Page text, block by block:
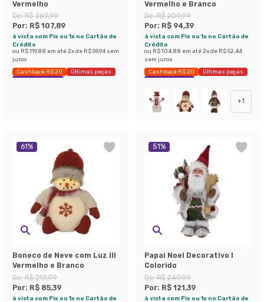
Vermelho
De:R$ 269,99
Por: R$ 107,89
à vista com Pix ou 1x no Cartão de
Crédito
ou R$ 119,88 em até2x de R$ 59,94 sem
juros
Cashback R$ 20
Últimas peças
Economize 60%
Vermelho e Branco
De:R$ 209,99
Por: R$ 94,39
à vista com Pix ou 1x no Cartão de
Crédito
ou R$ 104,88 em até2x de R$ 52,44
sem juros
Cashback R$ 20
Últimas peças
Economize 55%
+1
61%
Boneco de Neve com Luz III
Vermelho e Branco
De:R$ 219,99
Por: R$ 85,39
à vista com Pix ou 1x no Cartão de
51%
Papai Noel Decorativo I
Colorido
De:R$ 249,99
Por: R$ 121,39
à vista com Pix ou 1x no Cartão de